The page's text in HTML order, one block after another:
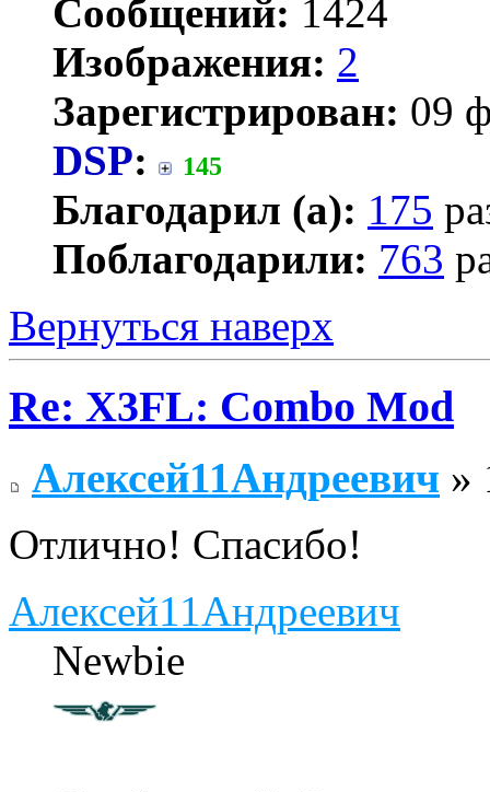
Сообщений: 1424
Изображения: 2
Зарегистрирован: 09
DSP: 145
Благодарил (а): 175
Поблагодарили: 763
Вернуться наверх
Re: X3FL: Combo Mod
Алексей11Андреевич »
Отлично! Спасибо!
Алексей11Андреевич
Newbie